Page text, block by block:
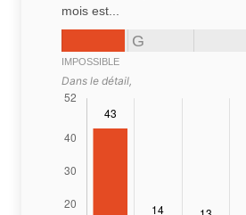
mois est...
G
IMPOSSIBLE
Dans le détail,